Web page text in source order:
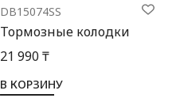
DB15074SS
Тормозные колодки
21 990 ₸
В КОРЗИНУ